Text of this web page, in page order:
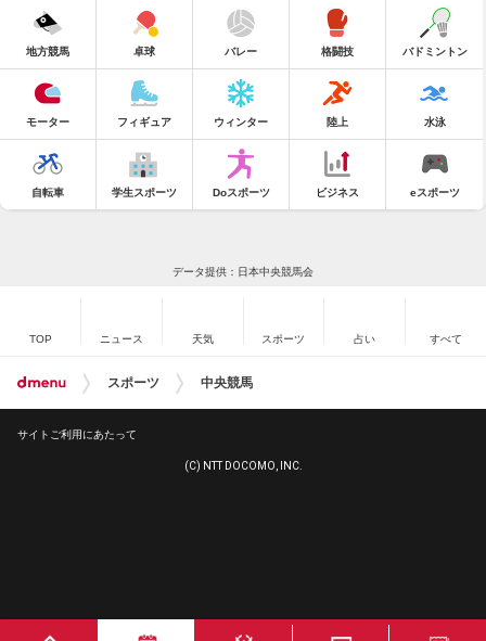
地方競馬 卓球 バレー 格闘技 バドミントン
モーター フィギュア ウィンター 陸上 水泳
自転車 学生スポーツ Doスポーツ ビジネス eスポーツ
データ提供：日本中央競馬会
TOP ニュース 天気 スポーツ 占い すべて
スポーツ 中央競馬
サイトご利用にあたって
(C) NTT DOCOMO, INC.